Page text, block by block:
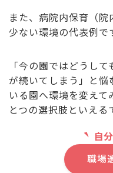
また、病院内保育（
少ない環境の代表例で
「今の園ではどうし
が続いてしまう」と悩
いる園へ環境を変え
とつの選択肢といえる
自
職場